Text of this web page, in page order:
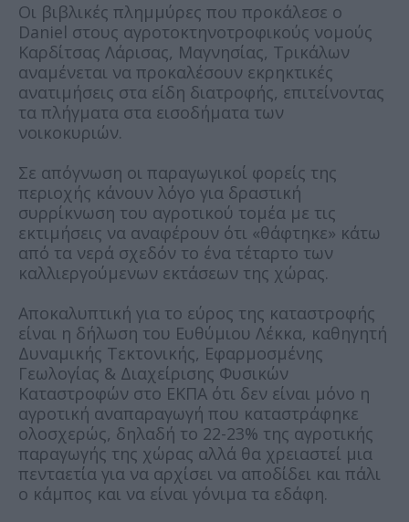
Οι βιβλικές πλημμύρες που προκάλεσε ο
Daniel στους αγροτοκτηνοτροφικούς νομούς
Καρδίτσας Λάρισας, Μαγνησίας, Τρικάλων
αναμένεται να προκαλέσουν εκρηκτικές
ανατιμήσεις στα είδη διατροφής, επιτείνοντας
τα πλήγματα στα εισοδήματα των
νοικοκυριών.
Σε απόγνωση οι παραγωγικοί φορείς της
περιοχής κάνουν λόγο για δραστική
συρρίκνωση του αγροτικού τομέα με τις
εκτιμήσεις να αναφέρουν ότι «θάφτηκε» κάτω
από τα νερά σχεδόν το ένα τέταρτο των
καλλιεργούμενων εκτάσεων της χώρας.
Αποκαλυπτική για το εύρος της καταστροφής
είναι η δήλωση του Ευθύμιου Λέκκα, καθηγητή
Δυναμικής Τεκτονικής, Εφαρμοσμένης
Γεωλογίας & Διαχείρισης Φυσικών
Καταστροφών στο ΕΚΠΑ ότι δεν είναι μόνο η
αγροτική αναπαραγωγή που καταστράφηκε
ολοσχερώς, δηλαδή το 22-23% της αγροτικής
παραγωγής της χώρας αλλά θα χρειαστεί μια
πενταετία για να αρχίσει να αποδίδει και πάλι
ο κάμπος και να είναι γόνιμα τα εδάφη.